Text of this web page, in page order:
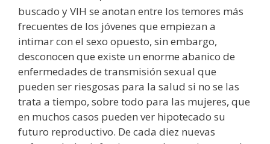
buscado y VIH se anotan entre los temores más
frecuentes de los jóvenes que empiezan a
intimar con el sexo opuesto, sin embargo,
desconocen que existe un enorme abanico de
enfermedades de transmisión sexual que
pueden ser riesgosas para la salud si no se las
trata a tiempo, sobre todo para las mujeres, que
en muchos casos pueden ver hipotecado su
futuro reproductivo. De cada diez nuevas